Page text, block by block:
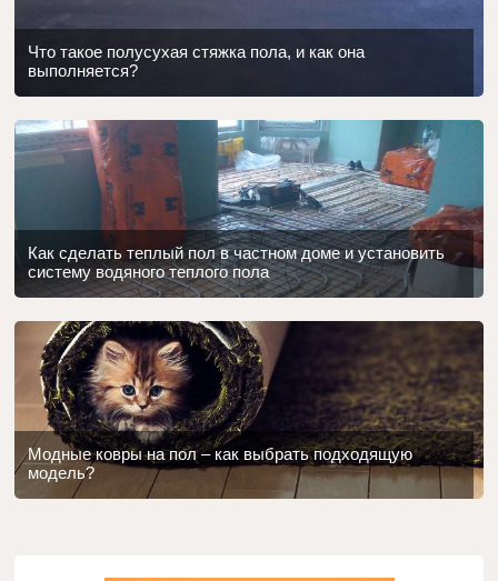
Что такое полусухая стяжка пола, и как она
выполняется?
Как сделать теплый пол в частном доме и установить
систему водяного теплого пола
Модные ковры на пол – как выбрать подходящую
модель?